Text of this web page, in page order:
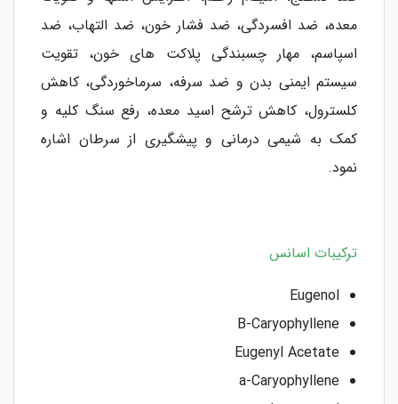
ﻣﻌﺪه، ﺿﺪ اﻓﺴﺮدگی، ﺿﺪ ﻓﺸﺎر ﺧﻮن، ﺿﺪ اﻟﺘﻬﺎب، ﺿﺪ
اسپاﺳﻢ، ﻣﻬﺎر چسبندگی پلاکت های خون، تقویت
سیستم ایمنی بدن و ضد سرفه، ﺳﺮﻣﺎﺧﻮردگی، کاﻫﺶ
کلسترول، کاهش ﺗﺮﺷﺢ اﺳﯿﺪ ﻣﻌﺪه، رﻓﻊ سنگ کلیه و
کمک به شیمی درمانی و پیشگیری از ﺳﺮﻃﺎن اﺷﺎره
ﻧﻤﻮد.
ترکیبات اسانس
Eugenol
B-Caryophyllene
Eugenyl Acetate
a-Caryophyllene